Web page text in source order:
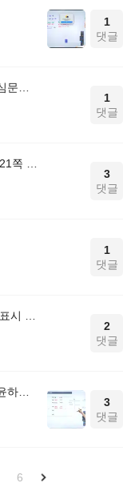
1
댓글
1
댓글
3
댓글
1
댓글
2
댓글
3
댓글
6